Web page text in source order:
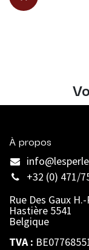
À propos
+32 (0) 471/
Rue Des Gaux
Hastière 5541
Belgique
TVA :